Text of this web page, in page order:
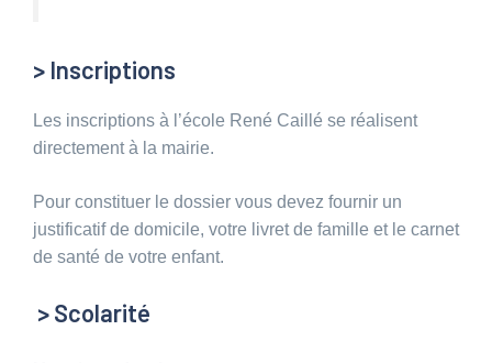
> Inscriptions
Les inscriptions à l’école René Caillé se réalisent
directement à la mairie.
Pour constituer le dossier vous devez fournir un
justificatif de domicile, votre livret de famille et le carnet
de santé de votre enfant.
> Scolarité